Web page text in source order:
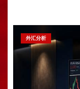
外汇分析